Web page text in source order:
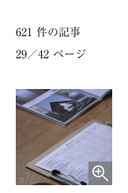
621 件の記事
29／42 ページ